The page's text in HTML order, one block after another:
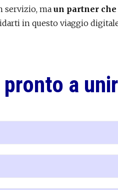
servizio, ma un partner
in questo viaggio
pronto a